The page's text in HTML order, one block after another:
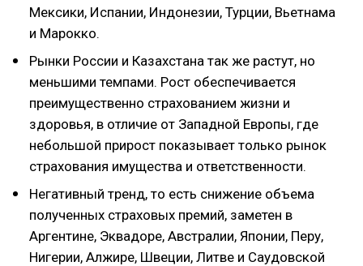
Мексики, Испании, Индонезии, Турции, Вьетнама
и Марокко.
Рынки России и Казахстана так же растут, но
меньшими темпами. Рост обеспечивается
преимущественно страхованием жизни и
здоровья, в отличие от Западной Европы, где
небольшой прирост показывает только рынок
страхования имущества и ответственности.
Негативный тренд, то есть снижение объема
полученных страховых премий, заметен в
Аргентине, Эквадоре, Австралии, Японии, Перу,
Нигерии, Алжире, Швеции, Литве и Саудовской